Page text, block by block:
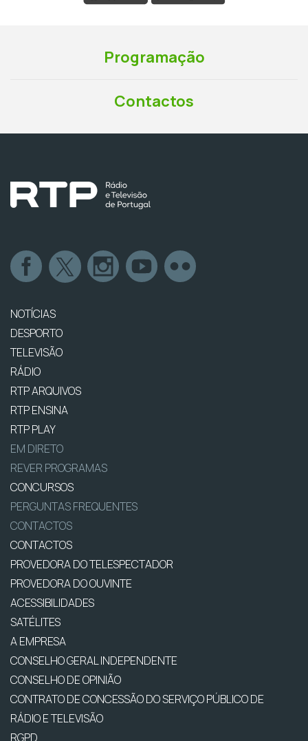
Programação
Contactos
NOTÍCIAS
DESPORTO
TELEVISÃO
RÁDIO
RTP ARQUIVOS
RTP ENSINA
RTP PLAY
EM DIRETO
REVER PROGRAMAS
CONCURSOS
PERGUNTAS FREQUENTES
CONTACTOS
CONTACTOS
PROVEDORA DO TELESPECTADOR
PROVEDORA DO OUVINTE
ACESSIBILIDADES
SATÉLITES
A EMPRESA
CONSELHO GERAL INDEPENDENTE
CONSELHO DE OPINIÃO
CONTRATO DE CONCESSÃO DO SERVIÇO PÚBLICO DE
RÁDIO E TELEVISÃO
RGPD